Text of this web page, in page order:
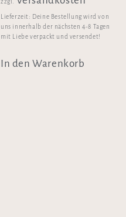
zzgl.
Lieferzeit: Deine Bestellung wird von
uns innerhalb der nächsten 4-8 Tagen
mit Liebe verpackt und versendet!
In den Warenkorb